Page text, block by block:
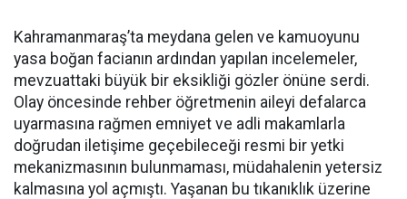
Kahramanmaraş’ta meydana gelen ve kamuoyunu
yasa boğan facianın ardından yapılan incelemeler,
mevzuattaki büyük bir eksikliği gözler önüne serdi.
Olay öncesinde rehber öğretmenin aileyi defalarca
uyarmasına rağmen emniyet ve adli makamlarla
doğrudan iletişime geçebileceği resmi bir yetki
mekanizmasının bulunmaması, müdahalenin yetersiz
kalmasına yol açmıştı. Yaşanan bu tıkanıklık üzerine